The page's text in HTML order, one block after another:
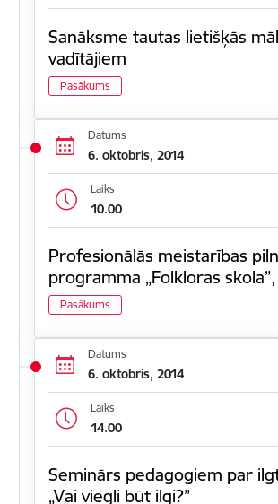
Sanāksme tautas lietišķās
vadītājiem
Pasākums
Datums
6. oktobris, 2014
Laiks
10.00
Profesionālās meistarības
programma „Folkloras skola”,
Pasākums
Datums
6. oktobris, 2014
Laiks
14.00
Seminārs pedagogiem par
„Vai viegli būt ilgi?”